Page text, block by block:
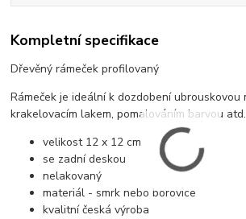
Kompletní specifikace
Dřevěný rámeček profilovaný
Rámeček je ideální k dozdobení ubrouskovou
krakelovacím lakem, pomalováním barvou atd.
velikost 12 x 12 cm
se zadní deskou
nelakovaný
materiál - smrk nebo borovice
kvalitní česká výroba